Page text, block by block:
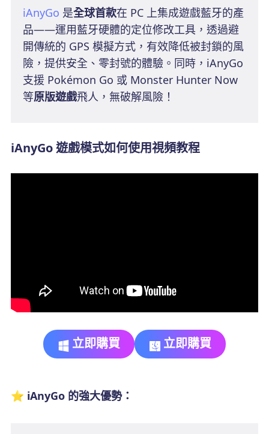
iAnyGo 是全球首款在 PC 上集成遊戲藍牙的產
品——運用藍牙硬體的定位修改工具，透過避
開傳統的 GPS 模擬方式，有效降低被封鎖的風
險，提供安全、零封號的體驗。同時，iAnyGo
支援 Pokémon Go 或 Monster Hunter Now
等原版遊戲飛人，無破解風險！
iAnyGo 遊戲模式如何使用視頻教程
立即購買 立即購買
⭐ iAnyGo 的強大優勢：